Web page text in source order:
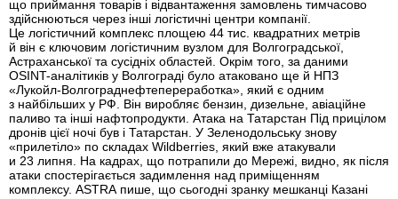
що приймання товарів і відвантаження замовлень тимчасово
здійснюються через інші логістичні центри компанії.
Це логістичний комплекс площею 44 тис. квадратних метрів
й він є ключовим логістичним вузлом для Волгоградської,
Астраханської та сусідніх областей. Окрім того, за даними
OSINT-аналітиків у Волгограді було атаковано ще й НПЗ
«Лукойл-Волгограднефтепереработка», який є одним
з найбільших у РФ. Він виробляє бензин, дизельне, авіаційне
паливо та інші нафтопродукти. Атака на Татарстан Під прицілом
дронів цієї ночі був і Татарстан. У Зеленодольську знову
«прилетіло» по складах Wildberries, який вже атакували
и 23 липня. На кадрах, що потрапили до Мережі, видно, як після
атаки спостерігається задимлення над приміщенням
комплексу. ASTRA пише, що сьогодні зранку мешканці Казані